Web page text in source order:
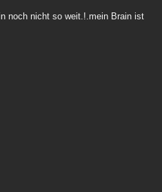
noch nicht so weit.!.mein Brain ist